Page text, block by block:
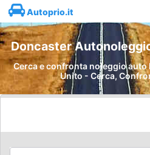
Autoprio.it
Doncaster
Cerca e confronta noleggio auto
Unito - Cerca,